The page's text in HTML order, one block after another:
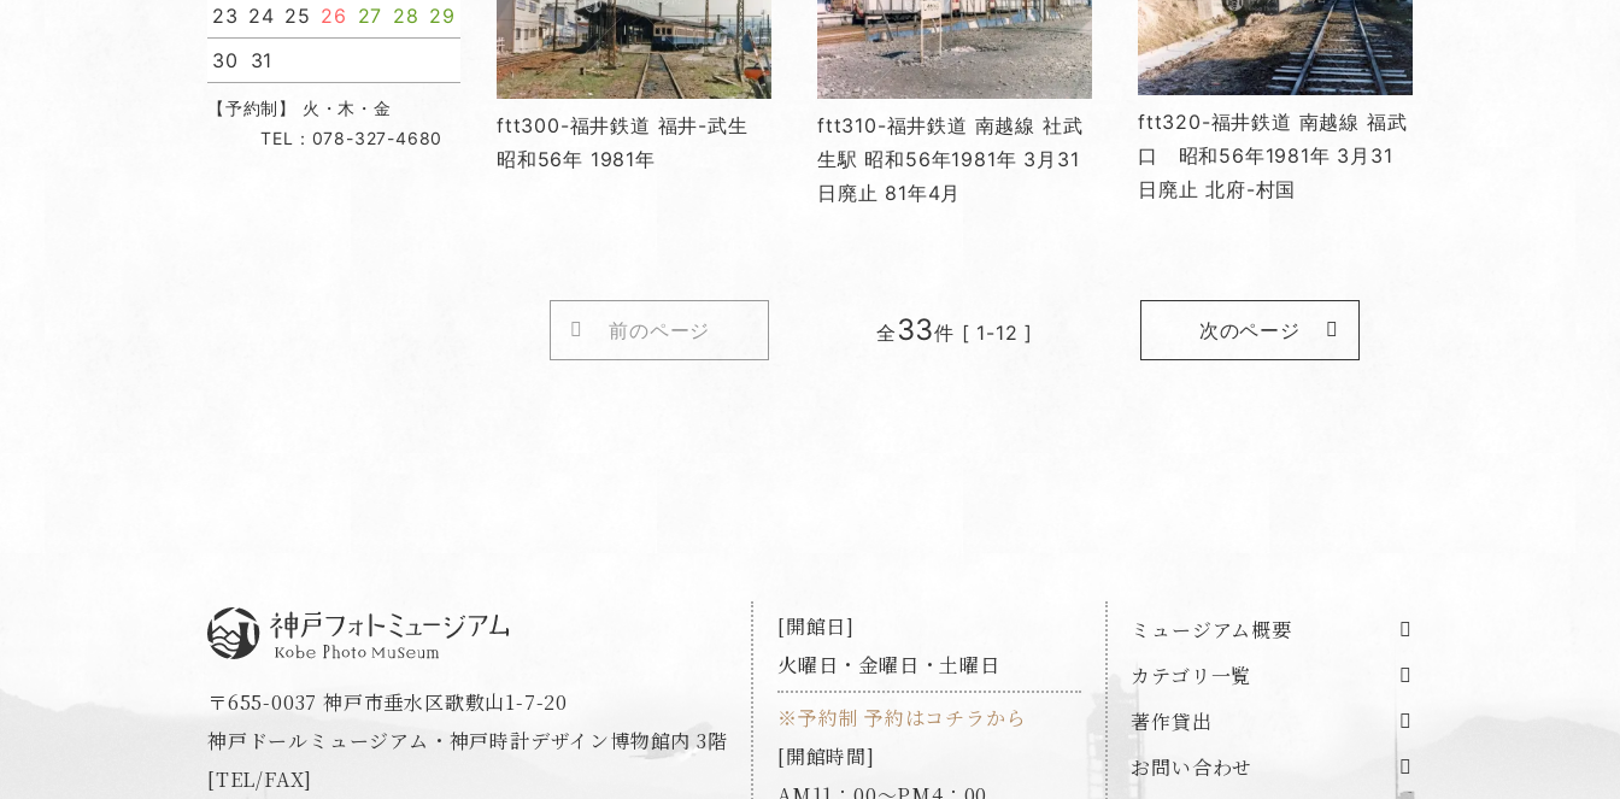
ftt300-福井鉄道 福井-武生
昭和56年 1981年
ftt310-福井鉄道 南越線 社武
生駅 昭和56年1981年 3月31
日廃止 81年4月
ftt320-福井鉄道 南越線 福武
口 昭和56年1981年 3月31
日廃止 北府-村国
前のページ 全 33件 [ 1-12 ] 次のページ
23 24 25 26 27 28 29
30
31
【予約制】 火・木・金
TEL：078-327-4680
〒655-0037 神戸市垂水区歌敷山1-7-20
神戸ドールミュージアム・神戸時計デザイン博物館内 3階
[TEL/FAX]
開館日
火曜日・金曜日・土曜日
※予約制 予約はコチラから
開館時間
ミュージアム概要
カテゴリ一覧
著作貸出
お問い合わせ